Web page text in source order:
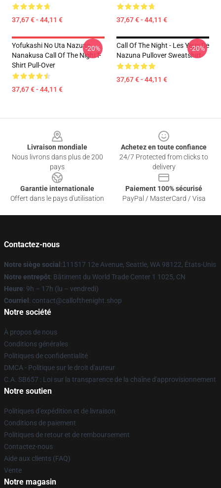
37,67 € - 44,11 € 37,67 € - 44,11 €
Yofukashi No Uta Nazuna
Nanakusa Call Of The NightT-
Shirt Pull-Over
37,67 € - 44,11 €
-20%
Call Of The Night - Les Yeux De
Nazuna Pullover Sweatshirt
37,67 € - 44,11 €
-20%
Livraison mondiale
Nous livrons dans plus de 200
pays
Achetez en toute confiance
24/7 Protected from clicks to
delivery
Garantie internationale
Offert dans le pays d'utilisation
Paiement 100% sécurisé
PayPal / MasterCard / Visa
Contactez-nous
Notre siège social :1 11517 12e Avenue, Seattle, WA 98122, États-Unis
Notre entrepôt: Bâtiment du World Trade Center 1 1025, CN
Heure: 9h – 17h (lu – vendredi)
Courriel : contact@callofthenight.shop
Notre société
À propos de nous
Conditions générales
Politiques de confidentialité
DMCA - Politique sur le droit d'auteur
C.A. SB657 : Loi sur la transparence de la chaîne d'approvisionnement
Notre soutien
Politiques d'expédition et de livraison
Conditions de paiement
Politiques de retour et de remboursement
Contactez-nous
Aide aux clients (FAQ)
Vente
Notre magasin